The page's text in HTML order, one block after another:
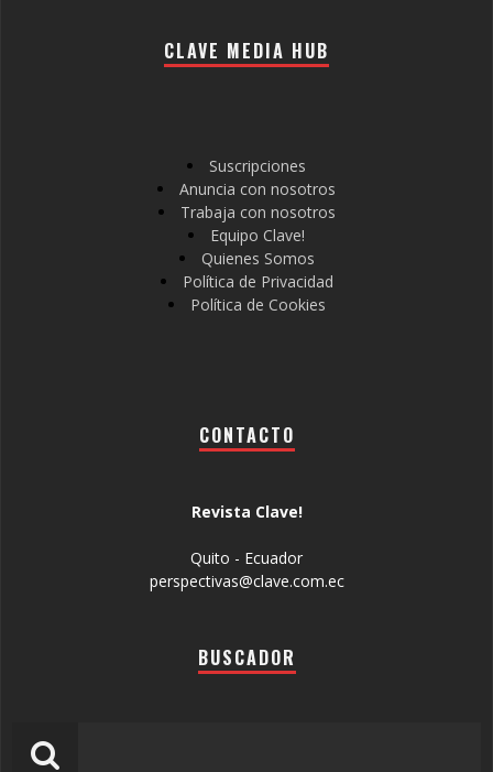
CLAVE MEDIA HUB
Suscripciones
Anuncia con nosotros
Trabaja con nosotros
Equipo Clave!
Quienes Somos
Política de Privacidad
Política de Cookies
CONTACTO
Revista Clave!
Quito - Ecuador
perspectivas@clave.com.ec
BUSCADOR